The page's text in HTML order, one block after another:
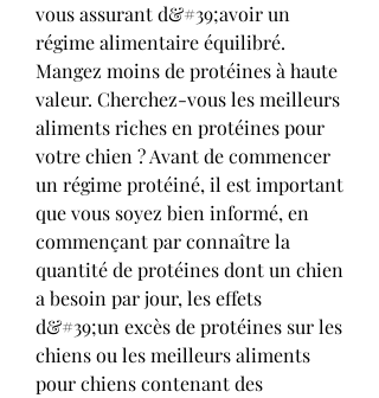
vous assurant d&#39;avoir un
régime alimentaire équilibré.
Mangez moins de protéines à haute
valeur. Cherchez-vous les meilleurs
aliments riches en protéines pour
votre chien ? Avant de commencer
un régime protéiné, il est important
que vous soyez bien informé, en
commençant par connaître la
quantité de protéines dont un chien
a besoin par jour, les effets
d&#39;un excès de protéines sur les
chiens ou les meilleurs aliments
pour chiens contenant des